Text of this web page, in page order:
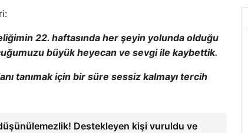
22. haftasında her şeyin yolunda olduğu
büyük heyecan ve sevgi ile kaybettik.
tanımak için bir süre sessiz kalmayı tercih
Destekleyen kişi vuruldu ve